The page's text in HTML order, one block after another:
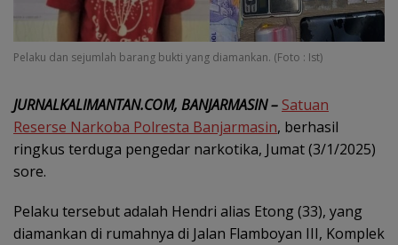
Pelaku dan sejumlah barang bukti yang diamankan. (Foto : Ist)
JURNALKALIMANTAN.COM, BANJARMASIN – Satuan
Reserse Narkoba Polresta Banjarmasin, berhasil
ringkus terduga pengedar narkotika, Jumat (3/1/2025)
sore.
Pelaku tersebut adalah Hendri alias Etong (33), yang
diamankan di rumahnya di Jalan Flamboyan III, Komplek